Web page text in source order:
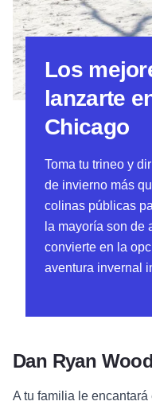
Los
lanzarte
Chicago
Toma tu trineo y
de invierno más
colinas públicas
la mayoría son de
convierte en la
aventura invernal
Dan Ryan
A tu familia le